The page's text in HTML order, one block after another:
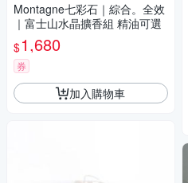
Montagne七彩石｜綜合。全效
｜富士山水晶擴香組 精油可選
$1,680
券
加入購物車